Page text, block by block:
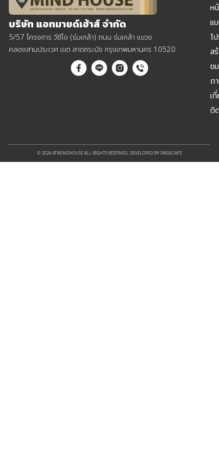
บริษัท แอทมายด์เฮ้าส์ จำกัด
5/57 โครงการ วีซีโอ (ร่มเกล้า) ถนน ร่มเกล้า แขวง
คลองสามประเวศ เขต ลาดกระบัง กรุงเทพมหานคร 10520
ห
แ
โ
ส
ช
ถ
เ
ติ
© 2024 ATMINDHOUSE ALL RIGHTS RESERVED. DEVELOPED BY IWEB.CAFE